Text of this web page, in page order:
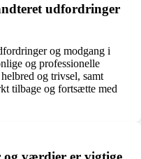
udfordringer
og modgang i
og professionelle
og trivsel, samt
tilbage og fortsætte med